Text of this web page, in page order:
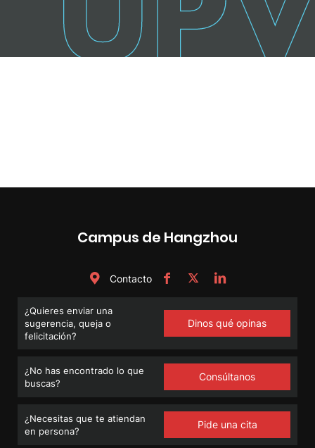
Campus de Hangzhou
Contacto
¿Quieres enviar una
sugerencia, queja o
felicitación?
Dinos qué opinas
¿No has encontrado lo que
buscas?
Consúltanos
¿Necesitas que te atiendan
en persona?
Pide una cita